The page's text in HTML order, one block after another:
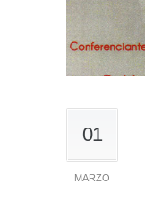
01
MARZO